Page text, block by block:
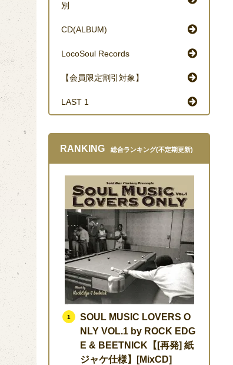
別
CD(ALBUM)
LocoSoul Records
【会員限定割引対象】
LAST 1
RANKING 総合ランキング(不定期更新)
1
SOUL MUSIC LOVERS O
NLY VOL.1 by ROCK EDG
E & BEETNICK【[再発] 紙
ジャケ仕様】[MixCD]